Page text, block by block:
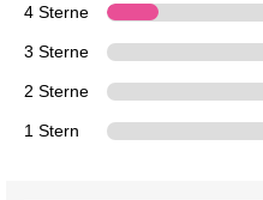
4 Sterne
3 Sterne
2 Sterne
1 Stern